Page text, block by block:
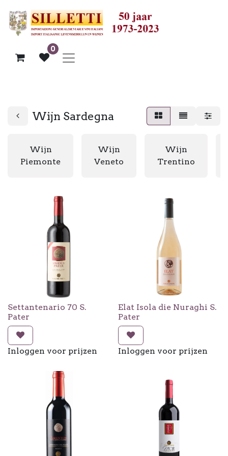
0
Wijn Sardegna
Wijn
Piemonte
Wijn
Veneto
Wijn
Trentino
Settantenario 70 S.
Pater
Inloggen voor prijzen
Elat Isola die Nuraghi S.
Pater
Inloggen voor prijzen